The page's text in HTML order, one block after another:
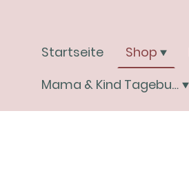
Startseite Shop
Mama & Kind Tagebuchwelt